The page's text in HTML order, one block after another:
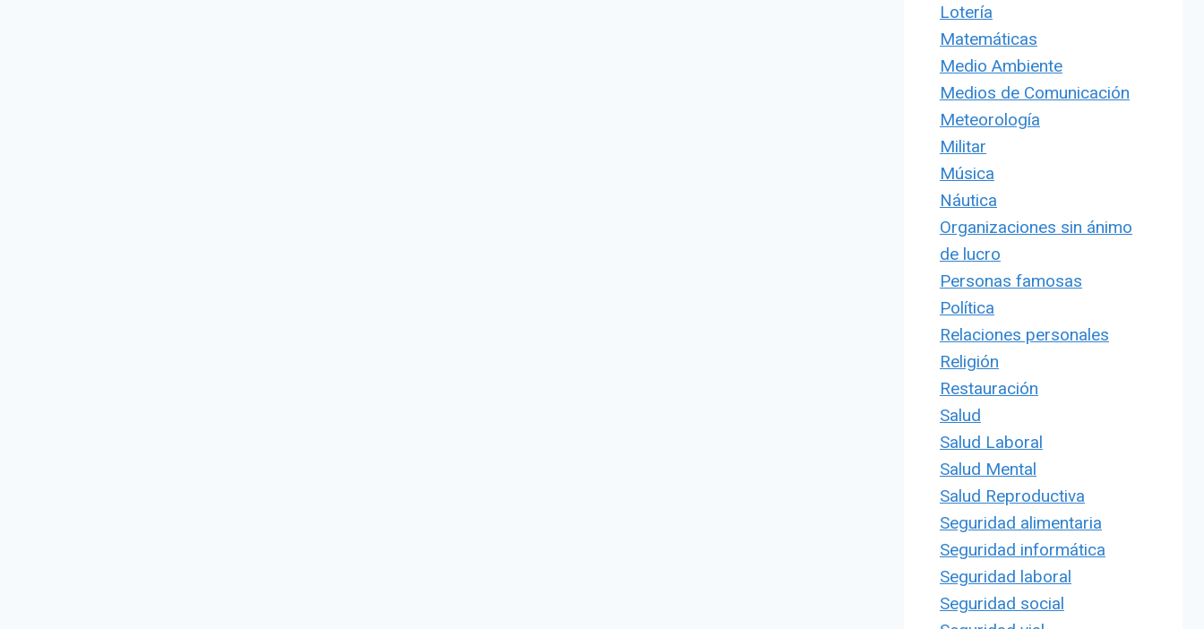
Lotería
Matemáticas
Medio Ambiente
Medios de Comunicación
Meteorología
Militar
Música
Náutica
Organizaciones sin ánimo
de lucro
Personas famosas
Política
Relaciones personales
Religión
Restauración
Salud
Salud Laboral
Salud Mental
Salud Reproductiva
Seguridad alimentaria
Seguridad informática
Seguridad laboral
Seguridad social